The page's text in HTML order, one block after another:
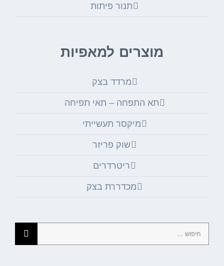
תנור פיתות
מוצרים למאפיות
מרדד בצק
תא התפחה – תאי תפיחה
מיקסר תעשייתי
שוק פריזר
ריטרדרים
מכדררת בצק